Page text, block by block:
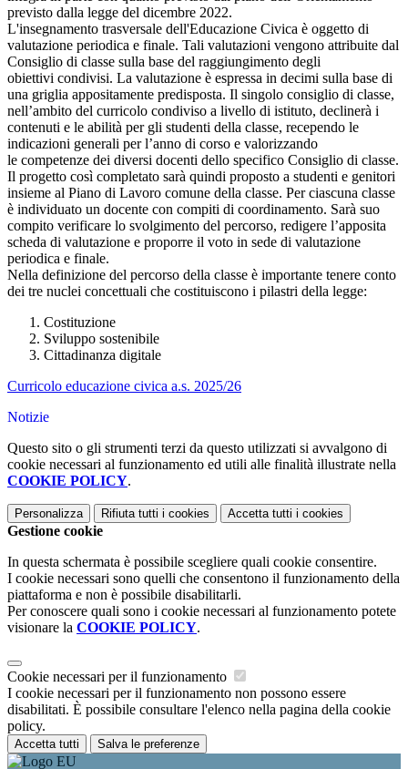
previsto dalla legge del dicembre 2022.
L'insegnamento trasversale dell'Educazione Civica è oggetto di
valutazione periodica e finale. Tali valutazioni vengono attribuite dal
Consiglio di classe sulla base del raggiungimento degli
obiettivi condivisi. La valutazione è espressa in decimi sulla base di
una griglia appositamente predisposta. Il singolo consiglio di classe,
nell’ambito del curricolo condiviso a livello di istituto, declinerà i
contenuti e le abilità per gli studenti della classe, recependo le
indicazioni generali per l’anno di corso e valorizzando
le competenze dei diversi docenti dello specifico Consiglio di classe.
Il progetto così completato sarà quindi proposto a studenti e genitori
insieme al Piano di Lavoro comune della classe. Per ciascuna classe
è individuato un docente con compiti di coordinamento. Sarà suo
compito verificare lo svolgimento del percorso, redigere l’apposita
scheda di valutazione e proporre il voto in sede di valutazione
periodica e finale.
Nella definizione del percorso della classe è importante tenere conto
dei tre nuclei concettuali che costituiscono i pilastri della legge:
Costituzione
Sviluppo sostenibile
Cittadinanza digitale
Curricolo educazione civica a.s. 2025/26
Notizie
Questo sito o gli strumenti terzi da questo utilizzati si avvalgono di
cookie necessari al funzionamento ed utili alle finalità illustrate nella
COOKIE POLICY.
Personalizza Rifiuta tutti i cookies Accetta tutti i cookies
Gestione cookie
In questa schermata è possibile scegliere quali cookie consentire.
I cookie necessari sono quelli che consentono il funzionamento della
piattaforma e non è possibile disabilitarli.
Per conoscere quali sono i cookie necessari al funzionamento potete
visionare la COOKIE POLICY.
Cookie necessari per il funzionamento
I cookie necessari per il funzionamento non possono essere
disabilitati. È possibile consultare l'elenco nella pagina della cookie
policy.
Accetta tutti Salva le preferenze